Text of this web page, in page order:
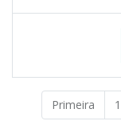
Primeira 1